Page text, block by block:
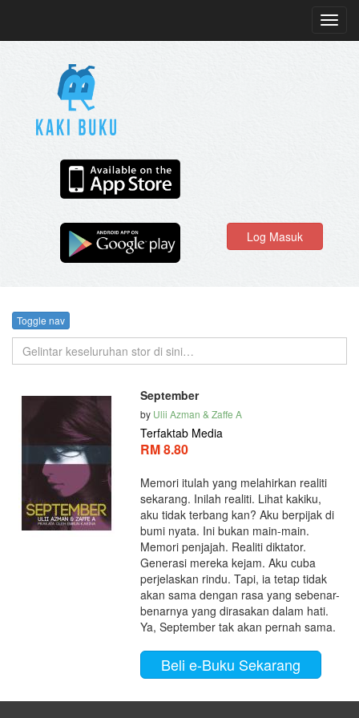
Log Masuk
Toggle nav
September
by Ulii Azman & Zaffe A
Terfaktab Media
RM 8.80
Memori itulah yang melahirkan realiti
sekarang. Inilah realiti. Lihat kakiku,
aku tidak terbang kan? Aku berpijak di
bumi nyata. Ini bukan main-main.
Memori penjajah. Realiti diktator.
Generasi mereka kejam. Aku cuba
perjelaskan rindu. Tapi, ia tetap tidak
akan sama dengan rasa yang sebenar-
benarnya yang dirasakan dalam hati.
Ya, September tak akan pernah sama.
Beli e-Buku Sekarang